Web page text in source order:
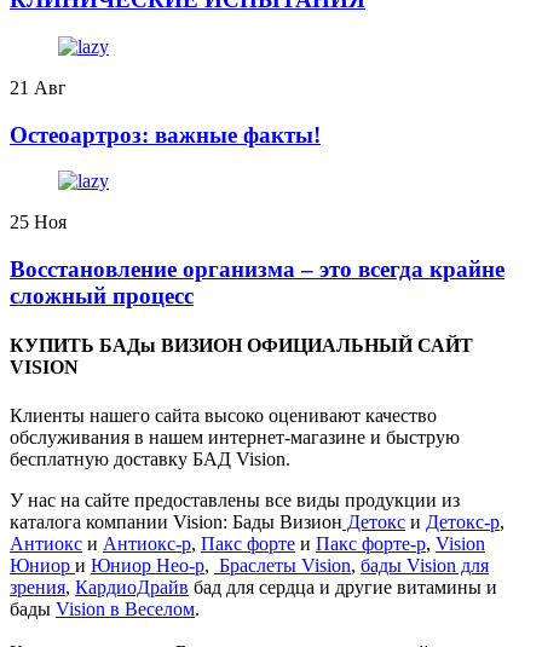
21 Авг
️Остеоартроз: важные факты!
25 Ноя
Восстановление организма – это всегда крайне
сложный процесс
КУПИТЬ БАДы ВИЗИОН ОФИЦИАЛЬНЫЙ САЙТ
VISION
Клиенты нашего сайта высоко оценивают качество
обслуживания в нашем интернет-магазине и быструю
бесплатную доставку БАД Vision.
У нас на сайте предоставлены все виды продукции из
каталога компании Vision: Бады Визион Детокс и Детокс-р,
Антиокс и Антиокс-р, Пакс форте и Пакс форте-р, Vision
Юниор и Юниор Нео-р, Браслеты Vision, бады Vision для
зрения, КардиоДрайв бад для сердца и другие витамины и
бады Vision в Веселом.